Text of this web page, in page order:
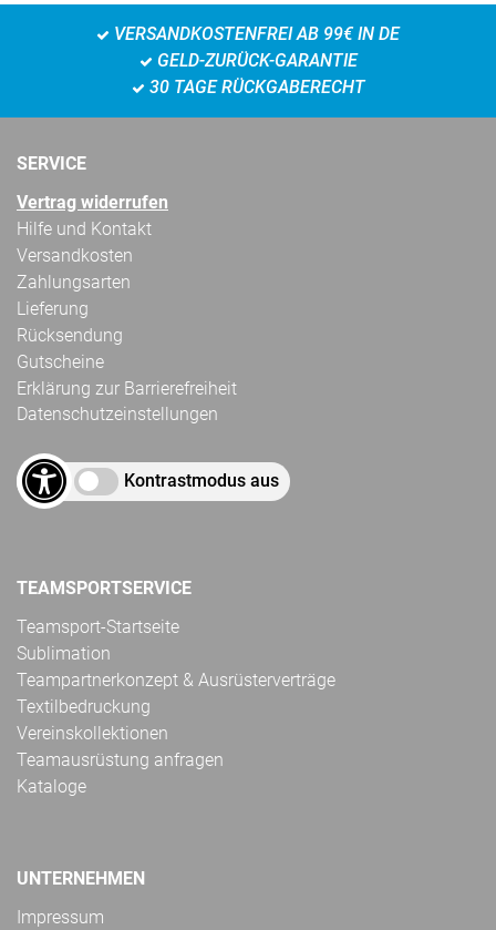
VERSANDKOSTENFREI AB 99€ IN DE
GELD-ZURÜCK-GARANTIE
30 TAGE RÜCKGABERECHT
SERVICE
Vertrag widerrufen
Hilfe und Kontakt
Versandkosten
Zahlungsarten
Lieferung
Rücksendung
Gutscheine
Erklärung zur Barrierefreiheit
Datenschutzeinstellungen
Kontrastmodus aus
TEAMSPORTSERVICE
Teamsport-Startseite
Sublimation
Teampartnerkonzept & Ausrüsterverträge
Textilbedruckung
Vereinskollektionen
Teamausrüstung anfragen
Kataloge
UNTERNEHMEN
Impressum